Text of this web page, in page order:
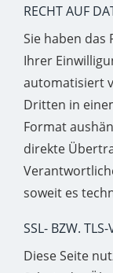
RECHT AUF
Sie haben das
Ihrer
automatisiert
Dritten in
Format
direkte
soweit es
SSL- BZW.
Diese Seite